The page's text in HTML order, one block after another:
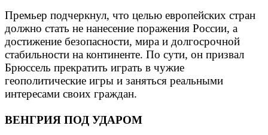
Премьер подчеркнул, что целью европейских стран
должно стать не нанесение поражения России, а
достижение безопасности, мира и долгосрочной
стабильности на континенте. По сути, он призвал
Брюссель прекратить играть в чужие
геополитические игры и заняться реальными
интересами своих граждан.
ВЕНГРИЯ ПОД УДАРОМ